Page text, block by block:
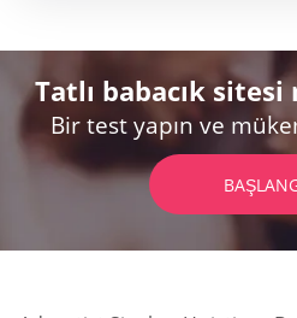
Tatlı babacık sitesi
Bir test yapın ve